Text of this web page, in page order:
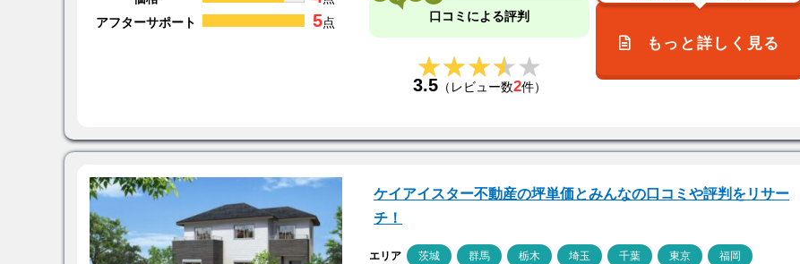
アフターサポート
5点 口コミによる評判
★★★★★
★★★★★
3.5（レビュー数2件）
もっと詳しく見る
ケイアイスター不動産の坪単価とみんなの口コミや評判をリサー
チ！
エリア 茨城 群馬 栃木 埼玉 千葉 東京 福岡